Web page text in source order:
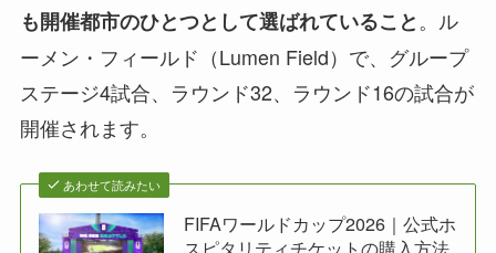
も開催都市のひとつとして選ばれていること。ル
ーメン・フィールド（Lumen Field）で、グループ
ステージ4試合、ラウンド32、ラウンド16の試合が
開催されます。
あわせて読みたい
FIFAワールドカップ2026｜公式ホ